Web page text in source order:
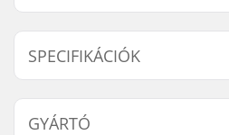
A következő termékek
Hansen Sport II Úszómellény:
SPECIFIKÁCIÓK
Mellény
bizonyítványa:
GYÁRTÓ